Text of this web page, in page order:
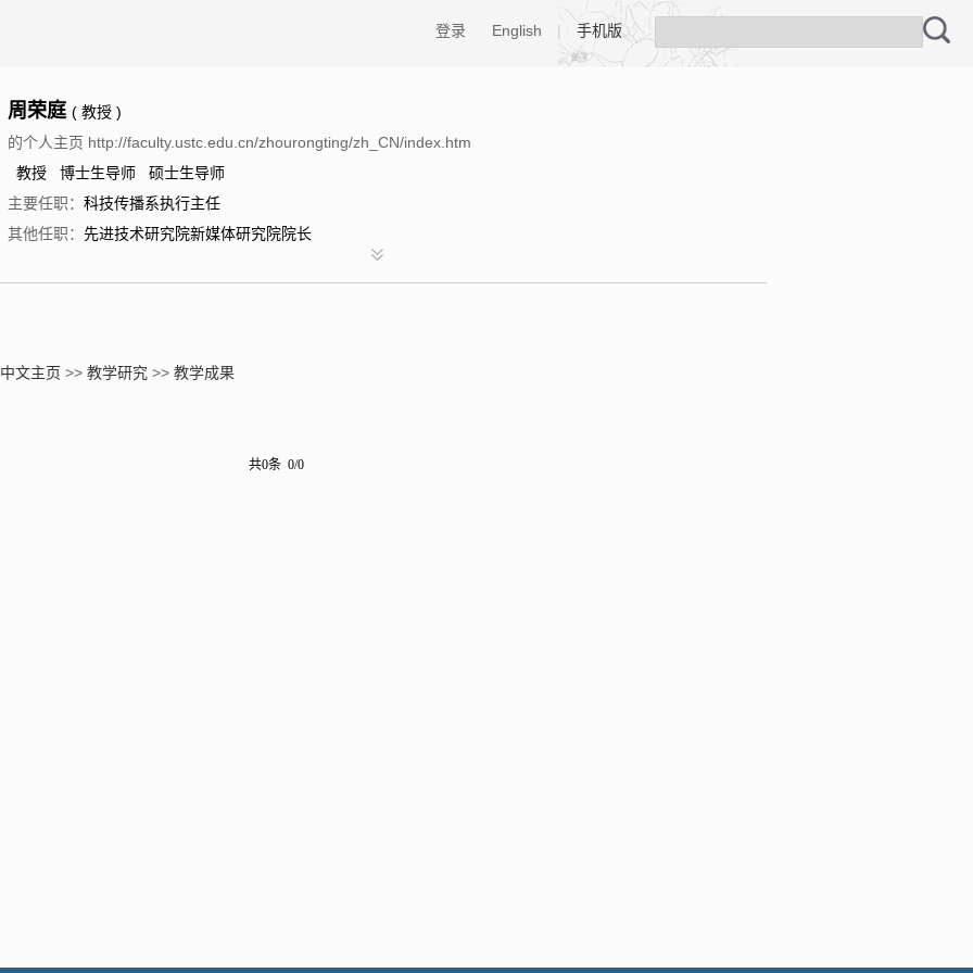
登录 English | 手机版
周荣庭 ( 教授 )
的个人主页 http://faculty.ustc.edu.cn/zhourongting/zh_CN/index.htm
教授 博士生导师 硕士生导师
主要任职： 科技传播系执行主任
其他任职： 先进技术研究院新媒体研究院院长
中文主页 >> 教学研究 >> 教学成果
共0条 0/0